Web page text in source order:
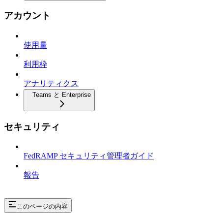
アカウント
使用量
利用枠
アナリティクス
Teams と Enterprise
セキュリティ
FedRAMP セキュリティ管理者ガイド
報告
このページの内容